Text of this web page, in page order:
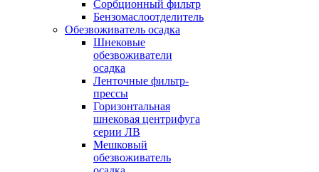
Сорбционный фильтр
Бензомаслоотделитель
Обезвоживатель осадка
Шнековые
обезвоживатели
осадка
Ленточные фильтр-
прессы
Горизонтальная
шнековая центрифуга
серии ЛВ
Мешковый
обезвоживатель